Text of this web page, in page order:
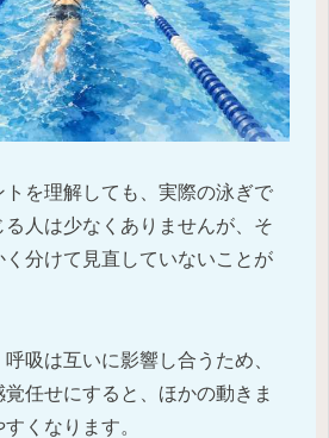
を理解しても、実際の泳ぎで
人は少なくありませんが、そ
分けて見直していないことが
吸は互いに影響し合うため、
任せにすると、ほかの動きま
くなります。